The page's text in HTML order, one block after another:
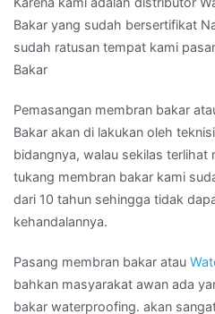
Bakar yang sudah bersertifikat
sudah ratusan tempat kami
Bakar
Pemasangan membran bakar
Bakar akan di lakukan oleh
bidangnya, walau sekilas terlihat
tukang membran bakar kami
dari 10 tahun sehingga tidak
kehandalannya.
Pasang membran bakar atau
bahkan masyarakat awan ada
bakar waterproofing. akan